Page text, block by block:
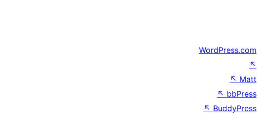
WordPress.com
↖
Matt
↖
bbPress
↖
BuddyPress
↖